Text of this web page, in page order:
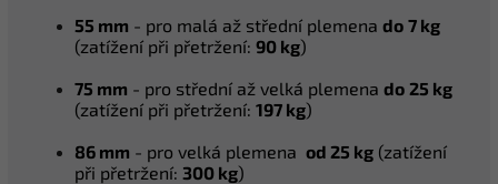
55 mm - pro malá až střední plemena do 7 kg
(zatížení při přetržení: 90 kg)
75 mm - pro střední až velká plemena do 25 kg
(zatížení při přetržení: 197 kg)
86 mm - pro velká plemena od 25 kg (zatížení
při přetržení: 300 kg)